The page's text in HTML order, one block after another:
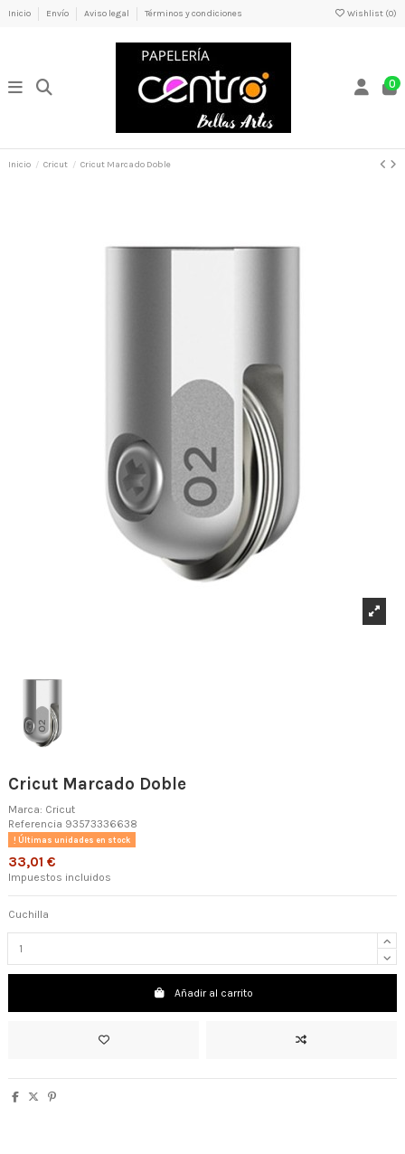
Inicio Envío Aviso legal Términos y condiciones Wishlist (0)
0
Inicio Cricut Cricut Marcado Doble
Cricut Marcado Doble
Marca: Cricut
Referencia 93573336638
Últimas unidades en stock
33,01 €
Impuestos incluidos
Cuchilla
Añadir al carrito